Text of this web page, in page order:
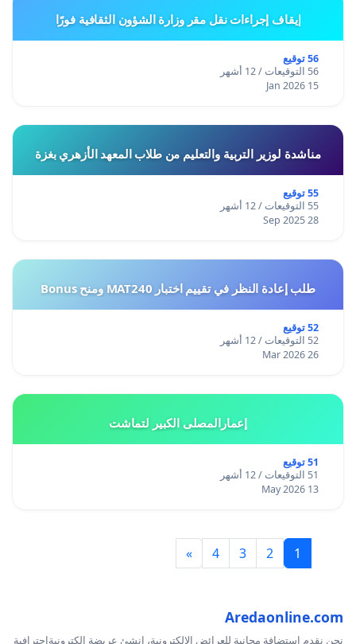
إيقاف إجراءات نقل مقر وزارة الشؤون الثقافية فورًا
56 توقيع
56 التوقيعات / 12 أشهر
15 Jan 2026
مناشدة لوزير التربية والتعليم من طلاب المعهد الأزهري بغزة
55 توقيع
55 التوقيعات / 12 أشهر
28 Sep 2025
طلب إعادة النظر في تقييم اختبار MAT240 ومنح Bonus
52 توقيع
52 التوقيعات / 12 أشهر
26 Mar 2026
إعمارالمصلى الكبير لتماشت
51 توقيع
51 التوقيعات / 12 أشهر
13 May 2026
1
2
3
4
»
Aredaonline.com
نحن نقدم استضافة مجانية للعرائض الإلكترونية، انشئ عريضة إلكترونيةاحترافية